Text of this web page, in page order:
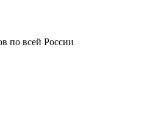
по всей России